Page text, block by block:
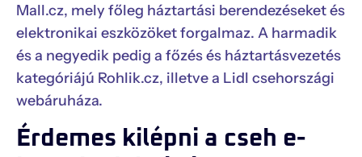
Mall.cz, mely főleg háztartási berendezéseket és
elektronikai eszközöket forgalmaz. A harmadik
és a negyedik pedig a főzés és háztartásvezetés
kategóriájú Rohlik.cz, illetve a Lidl csehországi
webáruháza.
Érdemes kilépni a cseh e-